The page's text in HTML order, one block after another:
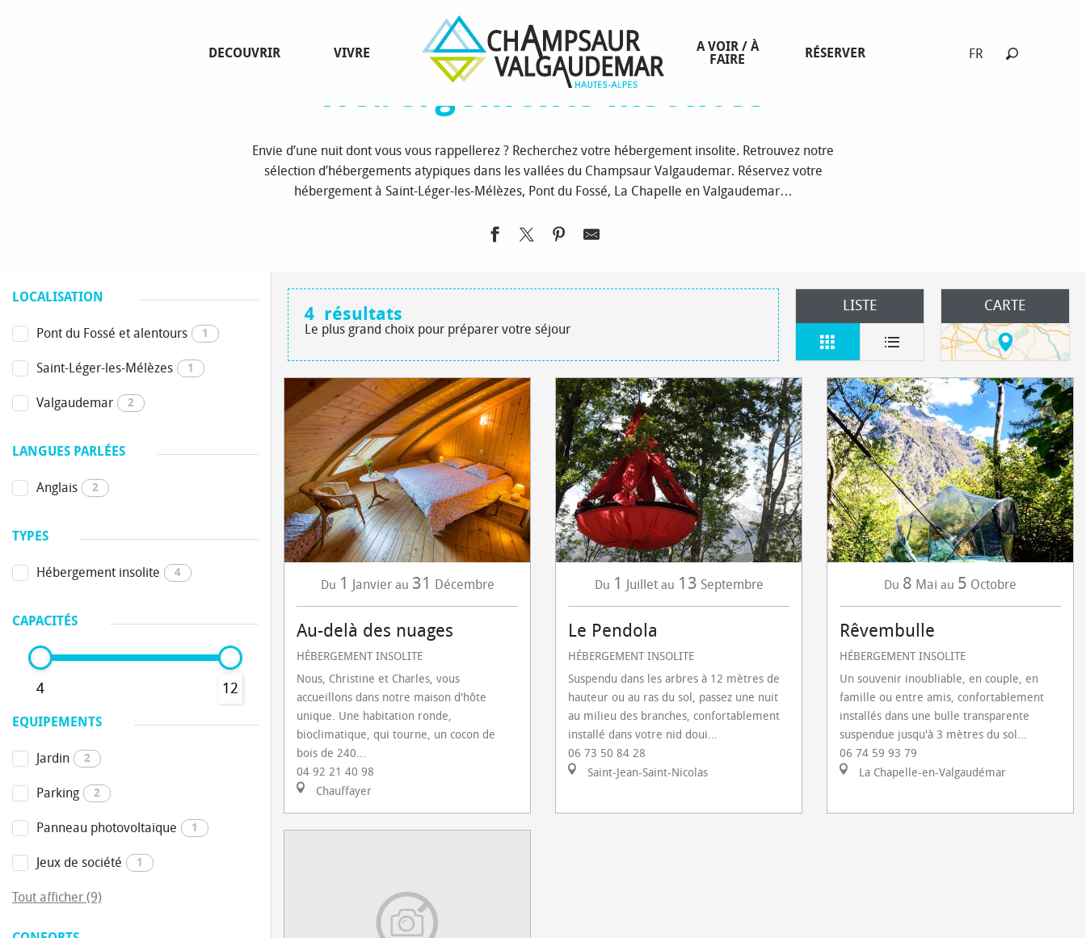
FR
DECOUVRIR VIVRE
A VOIR / À
FAIRE
RÉSERVER
Réserver votre séjour à la montagne
Hébergements insolites
Envie d’une nuit dont vous vous rappellerez ? Recherchez votre hébergement insolite. Retrouvez notre
sélection d’hébergements atypiques dans les vallées du Champsaur Valgaudemar. Réservez votre
hébergement à Saint-Léger-les-Mélèzes, Pont du Fossé, La Chapelle en Valgaudemar…
LOCALISATION
Pont du Fossé et alentours 1
Saint-Léger-les-Mélèzes 1
Valgaudemar 2
LANGUES PARLÉES
Anglais 2
TYPES
Hébergement insolite 4
CAPACITÉS
4 12
EQUIPEMENTS
Jardin 2
Parking 2
Panneau photovoltaïque 1
Jeux de société 1
Tout afficher (9)
4 résultats
Le plus grand choix pour préparer votre séjour
LISTE CARTE
Du 1 Janvier au 31 Décembre
Au-delà des nuages
HÉBERGEMENT INSOLITE
Nous, Christine et Charles, vous
accueillons dans notre maison d'hôte
unique. Une habitation ronde,
bioclimatique, qui tourne, un cocon de
bois de 240...
04 92 21 40 98
Chauffayer
Du 1 Juillet au 13 Septembre
Le Pendola
HÉBERGEMENT INSOLITE
Suspendu dans les arbres à 12 mètres de
hauteur ou au ras du sol, passez une nuit
au milieu des branches, confortablement
installé dans votre nid doui...
06 73 50 84 28
Saint-Jean-Saint-Nicolas
Du 8 Mai au 5 Octobre
Rêvembulle
HÉBERGEMENT INSOLITE
Un souvenir inoubliable, en couple, en
famille ou entre amis, confortablement
installés dans une bulle transparente
suspendue jusqu'à 3 mètres du sol...
06 74 59 93 79
La Chapelle-en-Valgaudémar